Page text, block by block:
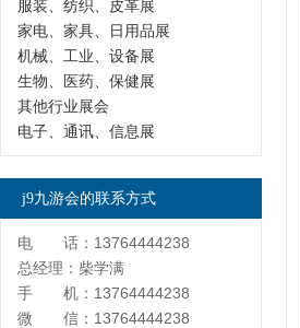
服装、纺织、皮革展
家电、家具、日用品展
机械、工业、设备展
生物、医药、保健展
其他行业展会
电子、通讯、信息展
j9九游会的联系方式
电 话：13764444238
总经理：柴学满
手 机：13764444238
微 信：13764444238